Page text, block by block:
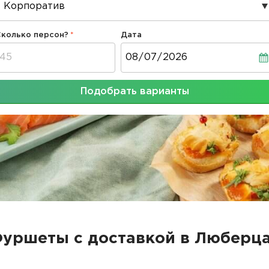
персон? Дата
Подобрать варианты
с доставкой в